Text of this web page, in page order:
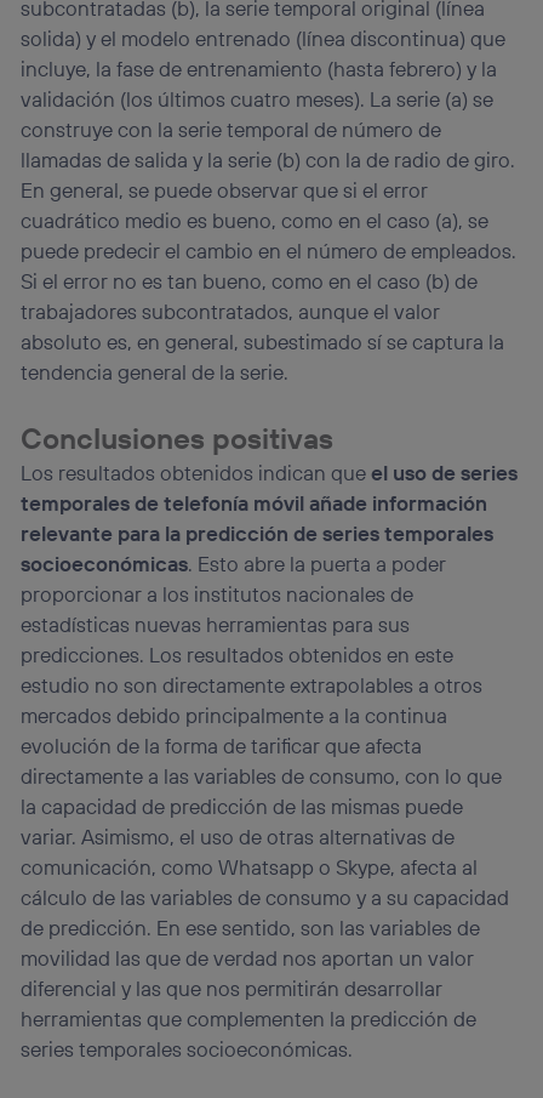
subcontratadas (b), la serie temporal original (línea
solida) y el modelo entrenado (línea discontinua) que
incluye, la fase de entrenamiento (hasta febrero) y la
validación (los últimos cuatro meses). La serie (a) se
construye con la serie temporal de número de
llamadas de salida y la serie (b) con la de radio de giro.
En general, se puede observar que si el error
cuadrático medio es bueno, como en el caso (a), se
puede predecir el cambio en el número de empleados.
Si el error no es tan bueno, como en el caso (b) de
trabajadores subcontratados, aunque el valor
absoluto es, en general, subestimado sí se captura la
tendencia general de la serie.
Conclusiones positivas
Los resultados obtenidos indican queel uso de series
temporales de telefonía móvil añade información
relevante para la predicción de series temporales
socioeconómicas. Esto abre la puerta a poder
proporcionar a los institutos nacionales de
estadísticas nuevas herramientas para sus
predicciones. Los resultados obtenidos en este
estudio no son directamente extrapolables a otros
mercados debido principalmente a la continua
evolución de la forma de tarificar que afecta
directamente a las variables de consumo, con lo que
la capacidad de predicción de las mismas puede
variar. Asimismo, el uso de otras alternativas de
comunicación, como Whatsapp o Skype, afecta al
cálculo de las variables de consumo y a su capacidad
de predicción. En ese sentido, son las variables de
movilidad las que de verdad nos aportan un valor
diferencial y las que nos permitirán desarrollar
herramientas que complementen la predicción de
series temporales socioeconómicas.